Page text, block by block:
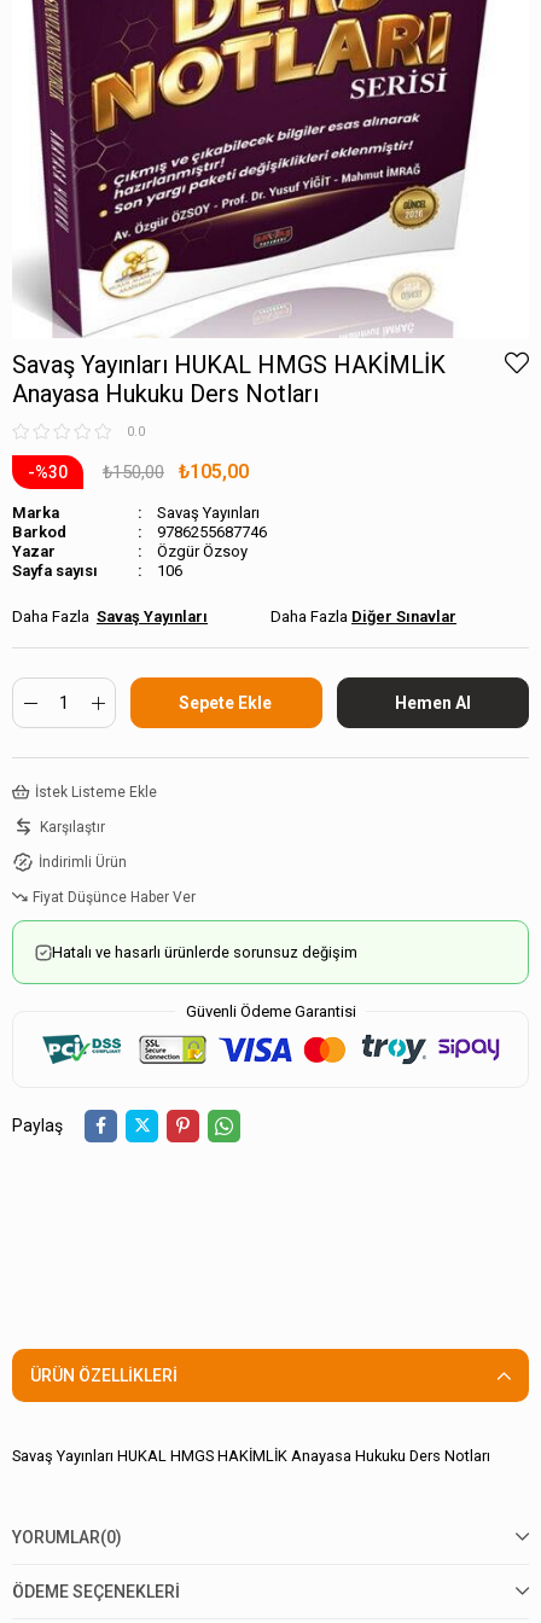
Savaş Yayınları HUKAL HMGS HAKİMLİK
Anayasa Hukuku Ders Notları
0.0
30 ₺150,00 ₺105,00
Marka
Savaş Yayınları
Barkod
9786255687746
Özgür Özsoy
Sayfa sayısı
106
Savaş Yayınları Diğer Sınavlar
İstek Listeme Ekle
Karşılaştır
İndirimli Ürün
Fiyat Düşünce Haber Ver
Hatalı ve hasarlı ürünlerde sorunsuz değişim
Güvenli Ödeme Garantisi
Paylaş
ÜRÜN ÖZELLIKLERI
Savaş Yayınları HUKAL HMGS HAKİMLİK Anayasa Hukuku Ders Notları
YORUMLAR(0)
ÖDEME SEÇENEKLERI